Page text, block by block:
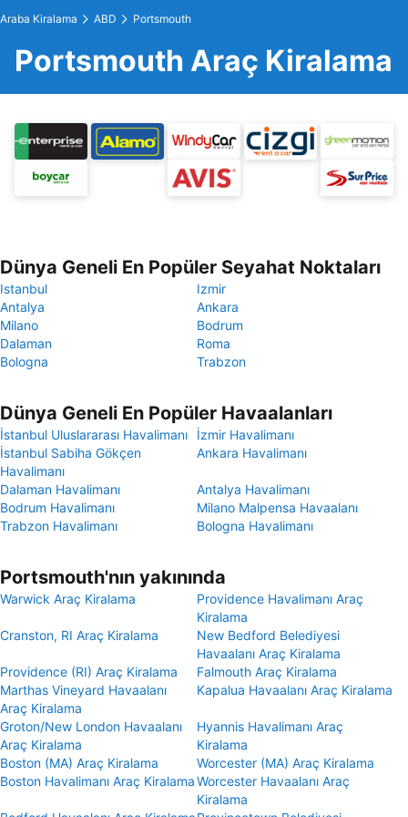
Araba Kiralama ABD Portsmouth
Portsmouth Araç Kiralama
Dünya Geneli En Popüler Seyahat Noktaları
Istanbul
Izmir
Antalya
Ankara
Milano
Bodrum
Dalaman
Roma
Bologna
Trabzon
Dünya Geneli En Popüler Havaalanları
İstanbul Uluslararası Havalimanı
İzmir Havalimanı
İstanbul Sabiha Gökçen
Havalimanı
Ankara Havalimanı
Dalaman Havalimanı
Antalya Havalimanı
Bodrum Havalimanı
Milano Malpensa Havaalanı
Trabzon Havalimanı
Bologna Havalimanı
Portsmouth'nın yakınında
Warwick Araç Kiralama
Providence Havalimanı Araç
Kiralama
Cranston, RI Araç Kiralama
New Bedford Belediyesi
Havaalanı Araç Kiralama
Providence (RI) Araç Kiralama
Falmouth Araç Kiralama
Marthas Vineyard Havaalanı
Araç Kiralama
Kapalua Havaalanı Araç Kiralama
Groton/New London Havaalanı
Araç Kiralama
Hyannis Havalimanı Araç
Kiralama
Boston (MA) Araç Kiralama
Worcester (MA) Araç Kiralama
Boston Havalimanı Araç KiralamaWorcester Havaalanı Araç
Kiralama